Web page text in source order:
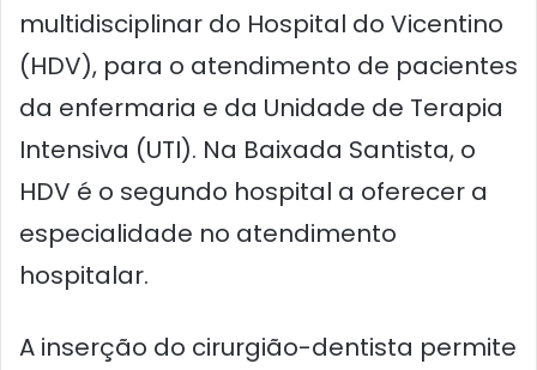
multidisciplinar do Hospital do Vicentino
(HDV), para o atendimento de pacientes
da enfermaria e da Unidade de Terapia
Intensiva (UTI). Na Baixada Santista, o
HDV é o segundo hospital a oferecer a
especialidade no atendimento
hospitalar.
A inserção do cirurgião-dentista permite